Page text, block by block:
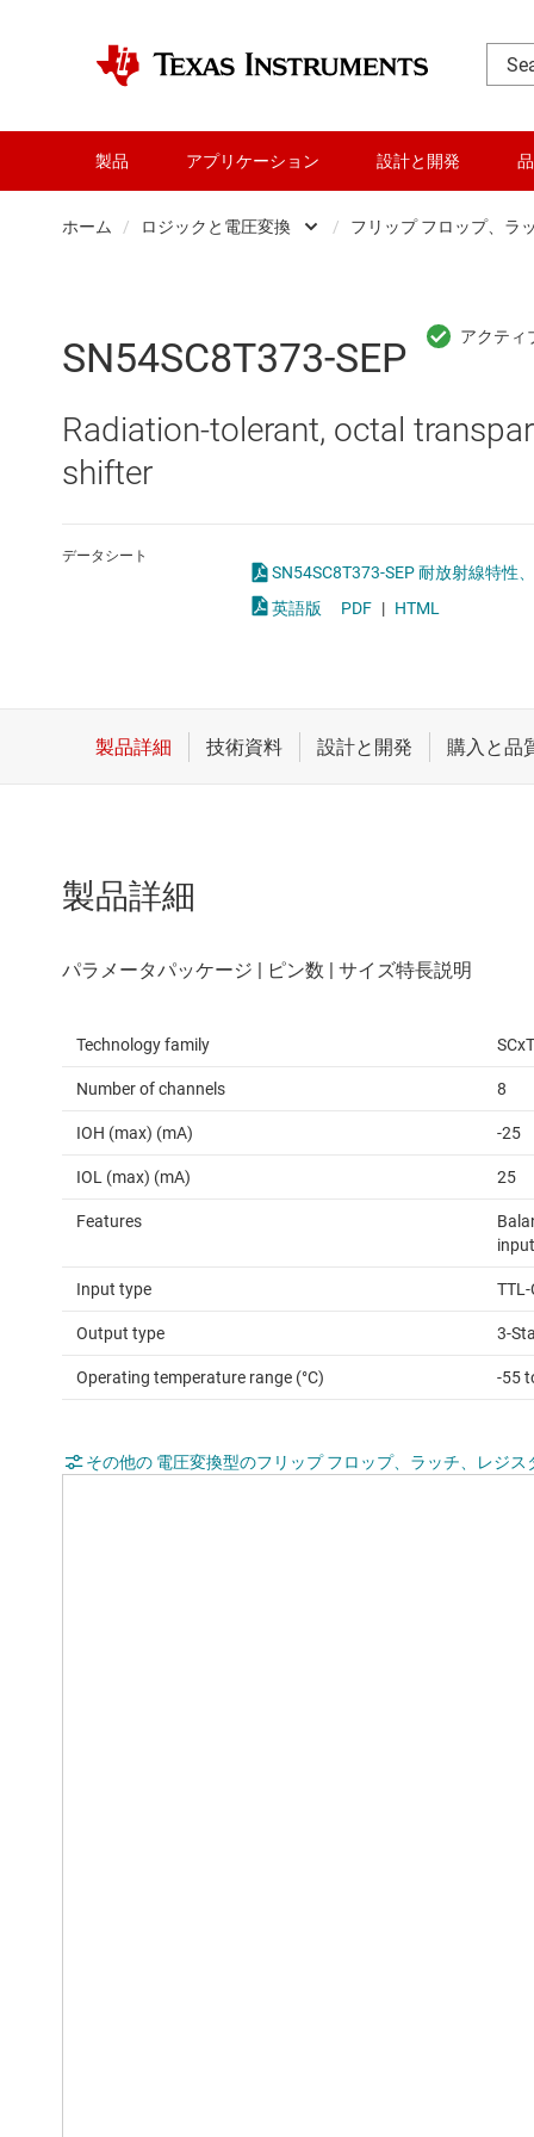
製品 アプリケーション 設計と開発
ホーム / ロジックと電圧変換
インターフェイス
スイッチ/マルチプレクサ
/ フリップ フロップ、ラ
バッフ
専用ロ
SN54SC8T373-SEP
Radiation-tolerant, octal
shifter
データシート
英語版 PDF | HTML
製品詳細
Technology family SCxT
Number of channels 8
IOH (max) (mA) -25
IOL (max) (mA) 25
Features
Input type
Output type 3-
Operating temperature range (°C) -55
その他の 電圧変換型のフリップ フロップ、ラッチ、レジス